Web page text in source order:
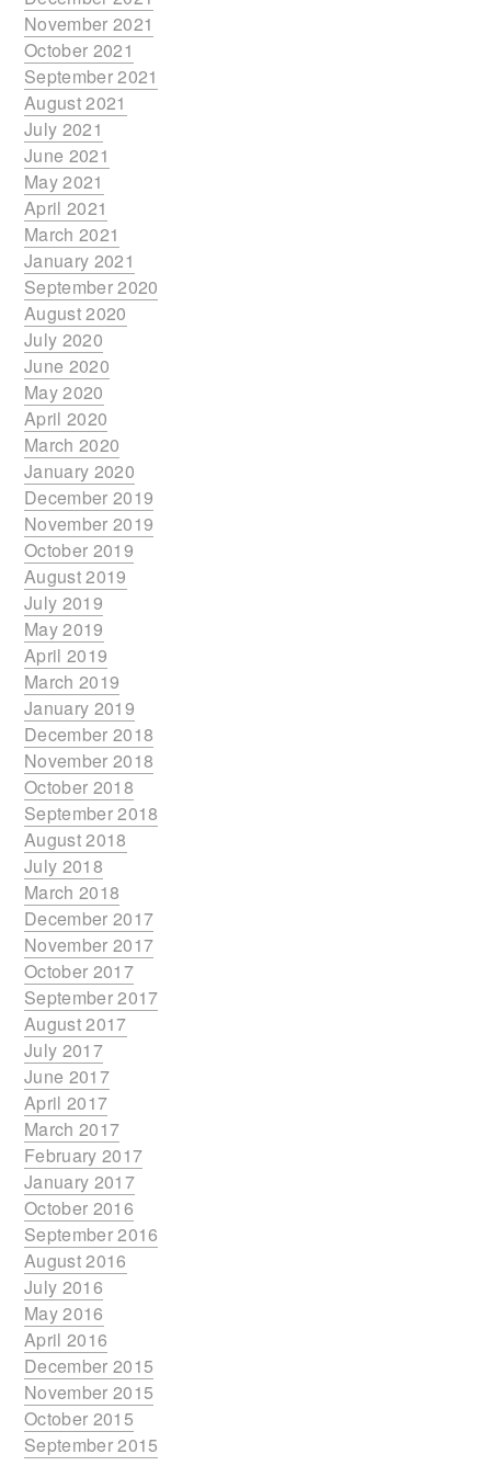
November 2021
October 2021
September 2021
August 2021
July 2021
June 2021
May 2021
April 2021
March 2021
January 2021
September 2020
August 2020
July 2020
June 2020
May 2020
April 2020
March 2020
January 2020
December 2019
November 2019
October 2019
August 2019
July 2019
May 2019
April 2019
March 2019
January 2019
December 2018
November 2018
October 2018
September 2018
August 2018
July 2018
March 2018
December 2017
November 2017
October 2017
September 2017
August 2017
July 2017
June 2017
April 2017
March 2017
February 2017
January 2017
October 2016
September 2016
August 2016
July 2016
May 2016
April 2016
December 2015
November 2015
October 2015
September 2015